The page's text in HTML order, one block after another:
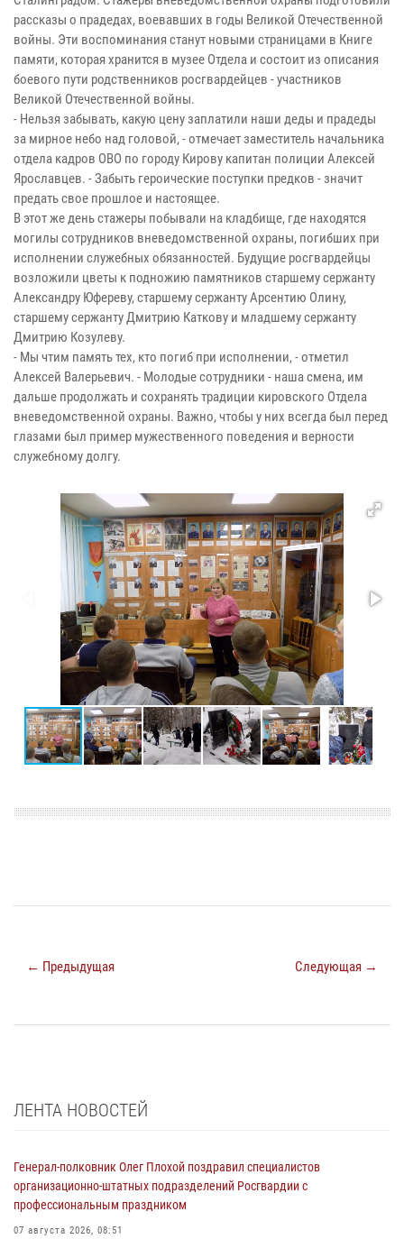
рассказы о прадедах, воевавших в годы Великой Отечественной
войны. Эти воспоминания станут новыми страницами в Книге
памяти, которая хранится в музее Отдела и состоит из описания
боевого пути родственников росгвардейцев - участников
Великой Отечественной войны.
- Нельзя забывать, какую цену заплатили наши деды и прадеды
за мирное небо над головой, - отмечает заместитель начальника
отдела кадров ОВО по городу Кирову капитан полиции Алексей
Ярославцев. - Забыть героические поступки предков - значит
предать свое прошлое и настоящее.
В этот же день стажеры побывали на кладбище, где находятся
могилы сотрудников вневедомственной охраны, погибших при
исполнении служебных обязанностей. Будущие росгвардейцы
возложили цветы к подножию памятников старшему сержанту
Александру Юфереву, старшему сержанту Арсентию Олину,
старшему сержанту Дмитрию Каткову и младшему сержанту
Дмитрию Козулеву.
- Мы чтим память тех, кто погиб при исполнении, - отметил
Алексей Валерьевич. - Молодые сотрудники - наша смена, им
дальше продолжать и сохранять традиции кировского Отдела
вневедомственной охраны. Важно, чтобы у них всегда был перед
глазами был пример мужественного поведения и верности
служебному долгу.
← Предыдущая Следующая →
ЛЕНТА НОВОСТЕЙ
Генерал-полковник Олег Плохой поздравил специалистов
организационно-штатных подразделений Росгвардии с
профессиональным праздником
07 августа 2026, 08:51